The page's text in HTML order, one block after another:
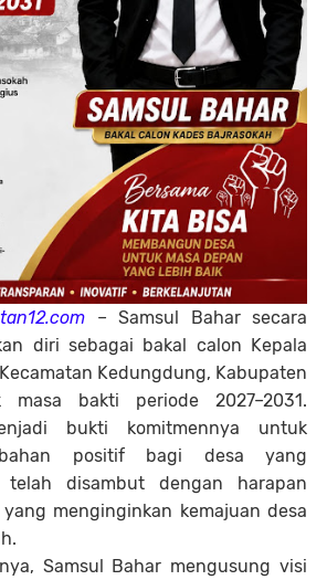
– Samsul Bahar secara
diri sebagai bakal calon Kepala
Kedungdung, Kabupaten
masa bakti periode 2027–2031.
bukti komitmennya untuk
positif bagi desa yang
disambut dengan harapan
menginginkan kemajuan desa
Samsul Bahar mengusung visi